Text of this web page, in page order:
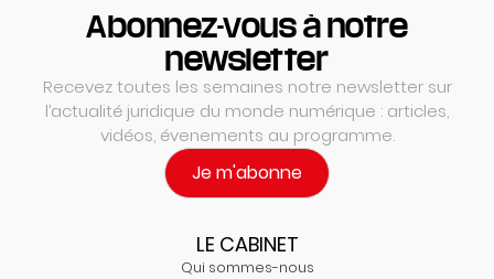
Abonnez-vous à notre
newsletter
Recevez toutes les semaines notre newsletter sur
l’actualité juridique du monde numérique : articles,
vidéos, évenements au programme.
Je m'abonne
LE CABINET
Qui sommes-nous